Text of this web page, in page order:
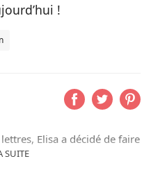
!
SUITE
Elisa a décidé de faire
véritable métier.